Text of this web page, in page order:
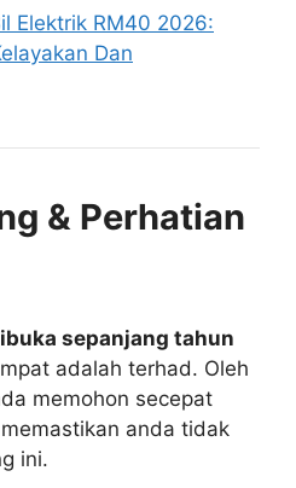
Elektrik RM40 2026:
Dan
& Perhatian
sepanjang tahun
adalah terhad. Oleh
memohon secepat
anda tidak
ini.